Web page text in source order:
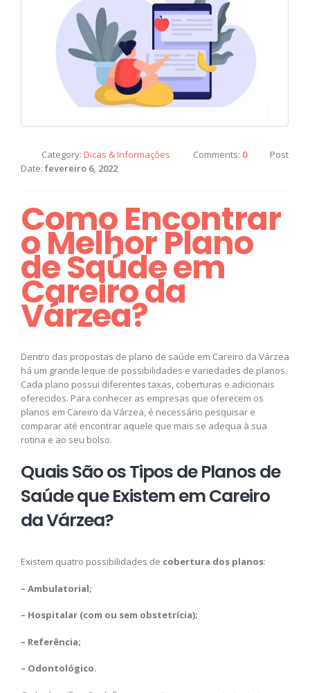
Category: Dicas & Informações Comments: 0
Post
Date: fevereiro 6, 2022
Como Encontrar
o Melhor Plano
de Saúde em
Careiro da
Várzea?
Dentro das propostas de plano de saúde em Careiro da Várzea
há um grande leque de possibilidades e variedades de planos.
Cada plano possui diferentes taxas, coberturas e adicionais
oferecidos. Para conhecer as empresas que oferecem os
planos em Careiro da Várzea, é necessário pesquisar e
comparar até encontrar aquele que mais se adequa à sua
rotina e ao seu bolso.
Quais São os Tipos de Planos de
Saúde que Existem em Careiro
da Várzea?
Existem quatro possibilidades de cobertura dos planos:
– Ambulatorial;
– Hospitalar (com ou sem obstetrícia);
– Referência;
– Odontológico.